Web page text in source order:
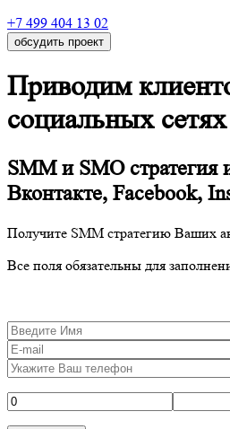
+7 499 404 13 02
обсудить проект
Приводим
социальных сетях
SMM и SMO стратегия
Вконтакте, Facebook,
Получите SMM стратегию Ваших
Все поля обязательны для